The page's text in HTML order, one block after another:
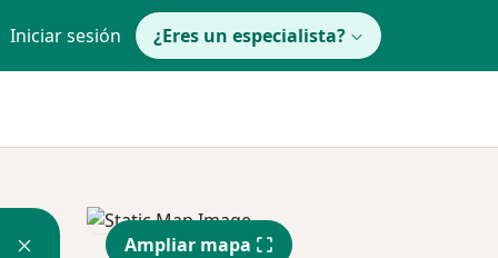
Iniciar sesión ¿Eres un especialista?
Ampliar mapa